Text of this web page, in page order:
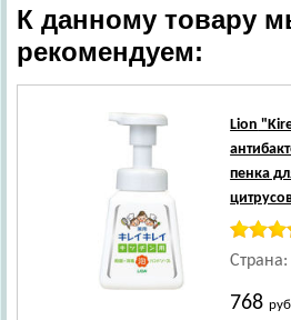
К данному товару
рекомендуем:
Lion
пенка
768